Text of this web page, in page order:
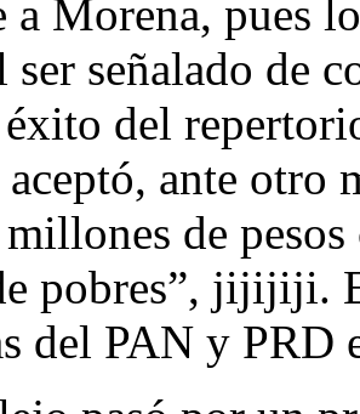
a Morena, pues
señalado de
del
ante otro
de
pobres”, jijijiji.
del PAN y PRD